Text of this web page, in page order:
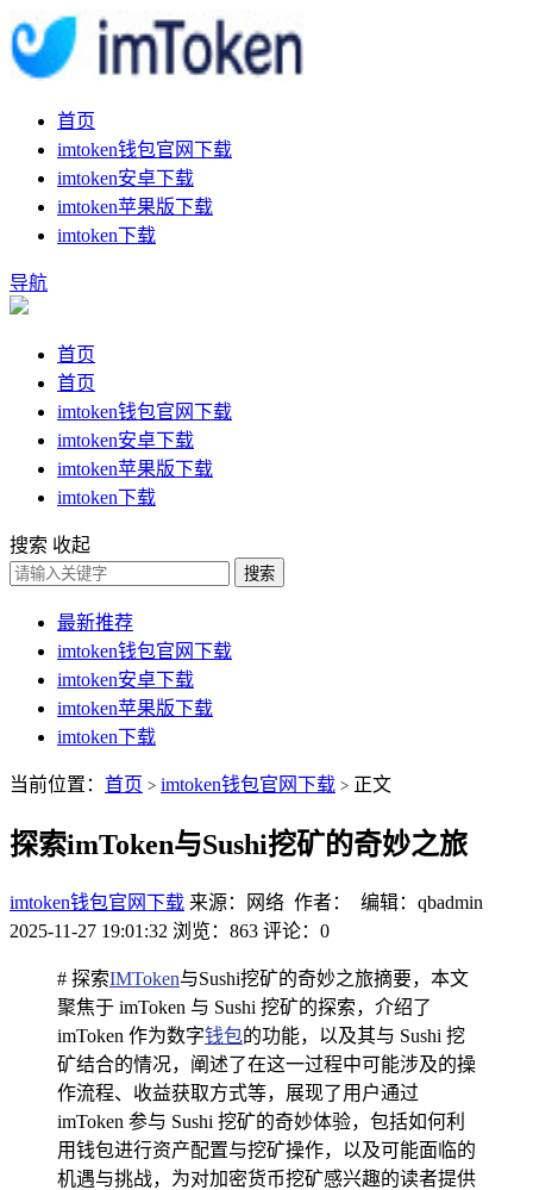
首页
imtoken钱包官网下载
imtoken安卓下载
imtoken苹果版下载
imtoken下载
导航
首页
首页
imtoken钱包官网下载
imtoken安卓下载
imtoken苹果版下载
imtoken下载
搜索 收起
搜索
最新推荐
imtoken钱包官网下载
imtoken安卓下载
imtoken苹果版下载
imtoken下载
当前位置： 首页 > imtoken钱包官网下载 > 正文
探索imToken与Sushi挖矿的奇妙之旅
imtoken钱包官网下载 来源：网络 作者： 编辑：qbadmin
2025-11-27 19:01:32 浏览：863 评论：0
# 探索IMToken与Sushi挖矿的奇妙之旅摘要，本文
聚焦于 imToken 与 Sushi 挖矿的探索，介绍了
imToken 作为数字钱包的功能，以及其与 Sushi 挖
矿结合的情况，阐述了在这一过程中可能涉及的操
作流程、收益获取方式等，展现了用户通过
imToken 参与 Sushi 挖矿的奇妙体验，包括如何利
用钱包进行资产配置与挖矿操作，以及可能面临的
机遇与挑战，为对加密货币挖矿感兴趣的读者提供